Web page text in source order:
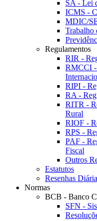
SA - Lei
ICMS -
MDIC/
Trabalho
Regulamentos
RIR -
RMCCI -
RIPI -
RA -
RITR -
Rural
RIOF -
RPS -
PAF -
Fiscal
Outros
Estatutos
Resenhas
Normas
BCB - Banco
SFN -